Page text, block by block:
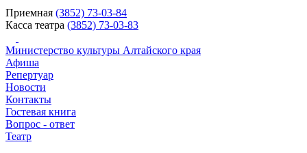
Приемная (3852) 73-03-84
Касса театра (3852) 73-03-83
Министерство культуры Алтайского края
Афиша
Репертуар
Новости
Контакты
Гостевая книга
Вопрос - ответ
Театр